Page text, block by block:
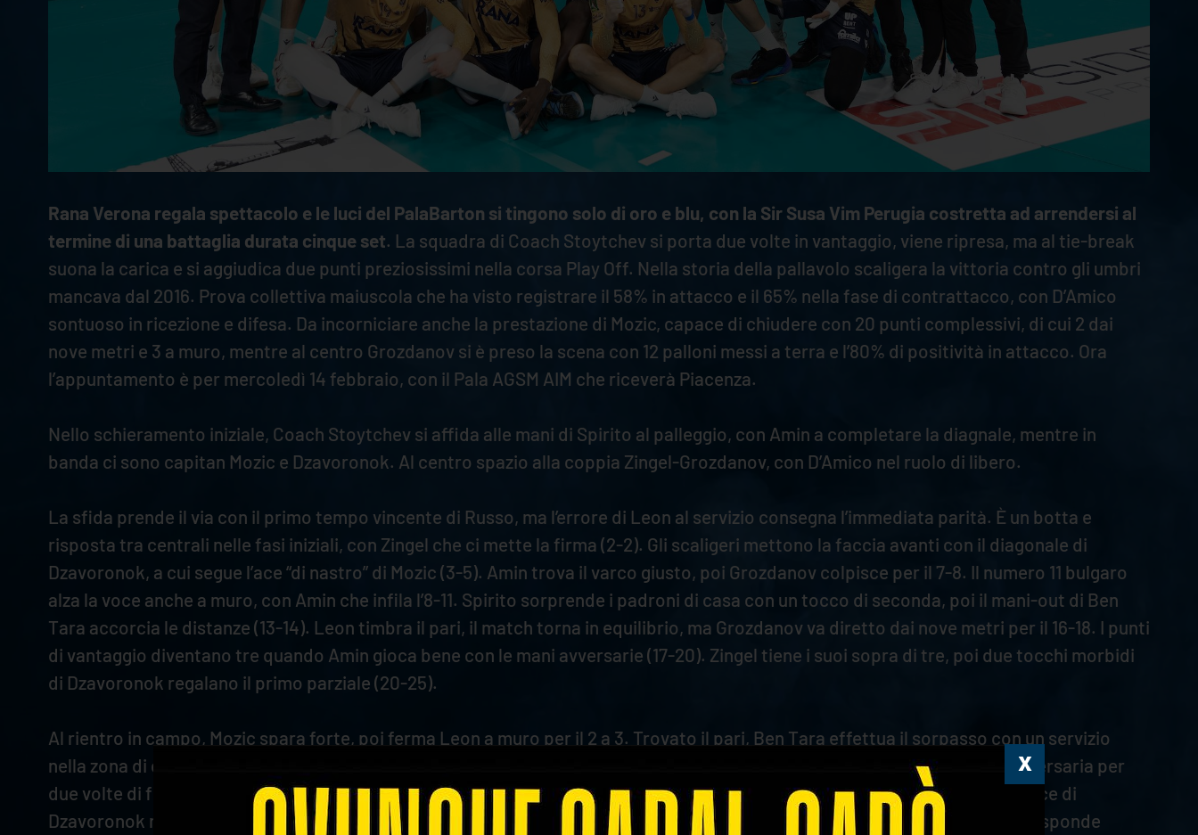
Rana Verona regala spettacolo e le luci del PalaBarton si tingono solo di oro e blu, con la Sir Susa Vim Perugia costretta ad arrendersi al
termine di una battaglia durata cinque set. La squadra di Coach Stoytchev si porta due volte in vantaggio, viene ripresa, ma al tie-break
suona la carica e si aggiudica due punti preziosissimi nella corsa Play Off. Nella storia della pallavolo scaligera la vittoria contro gli umbri
mancava dal 2016. Prova collettiva maiuscola che ha visto registrare il 58% in attacco e il 65% nella fase di contrattacco, con D’Amico
sontuoso in ricezione e difesa. Da incorniciare anche la prestazione di Mozic, capace di chiudere con 20 punti complessivi, di cui 2 dai
nove metri e 3 a muro, mentre al centro Grozdanov si è preso la scena con 12 palloni messi a terra e l’80% di positività in attacco. Ora
l’appuntamento è per mercoledì 14 febbraio, con il Pala AGSM AIM che riceverà Piacenza.
Nello schieramento iniziale, Coach Stoytchev si affida alle mani di Spirito al palleggio, con Amin a completare la diagnale, mentre in
banda ci sono capitan Mozic e Dzavoronok. Al centro spazio alla coppia Zingel-Grozdanov, con D’Amico nel ruolo di libero.
La sfida prende il via con il primo tempo vincente di Russo, ma l’errore di Leon al servizio consegna l’immediata parità. È un botta e
risposta tra centrali nelle fasi iniziali, con Zingel che ci mette la firma (2-2). Gli scaligeri mettono la faccia avanti con il diagonale di
Dzavoronok, a cui segue l’ace “di nastro” di Mozic (3-5). Amin trova il varco giusto, poi Grozdanov colpisce per il 7-8. Il numero 11 bulgaro
alza la voce anche a muro, con Amin che infila l’8-11. Spirito sorprende i padroni di casa con un tocco di seconda, poi il mani-out di Ben
Tara accorcia le distanze (13-14). Leon timbra il pari, il match torna in equilibrio, ma Grozdanov va diretto dai nove metri per il 16-18. I punti
di vantaggio diventano tre quando Amin gioca bene con le mani avversarie (17-20). Zingel tiene i suoi sopra di tre, poi due tocchi morbidi
di Dzavoronok regalano il primo parziale (20-25).
Al rientro in campo, Mozic spara forte, poi ferma Leon a muro per il 2 a 3. Trovato il pari, Ben Tara effettua il sorpasso con un servizio
nella zona di conflitto. D’Amico tiene una gran palla in ricezione che porta Zingel ad andare a segno. Amin piega la difesa avversaria per
due volte di fila e rimette la sfida in equilibrio (6-6). Perugia torna sopra nel punteggio, ma gli ospiti non demordono e con l’ace di
Dzavoronok ritrovano il pari (9-9). In questa fase si gioca punto a punto, con Zingel che usa l’astuzia (11-11). Al break umbro, risponde